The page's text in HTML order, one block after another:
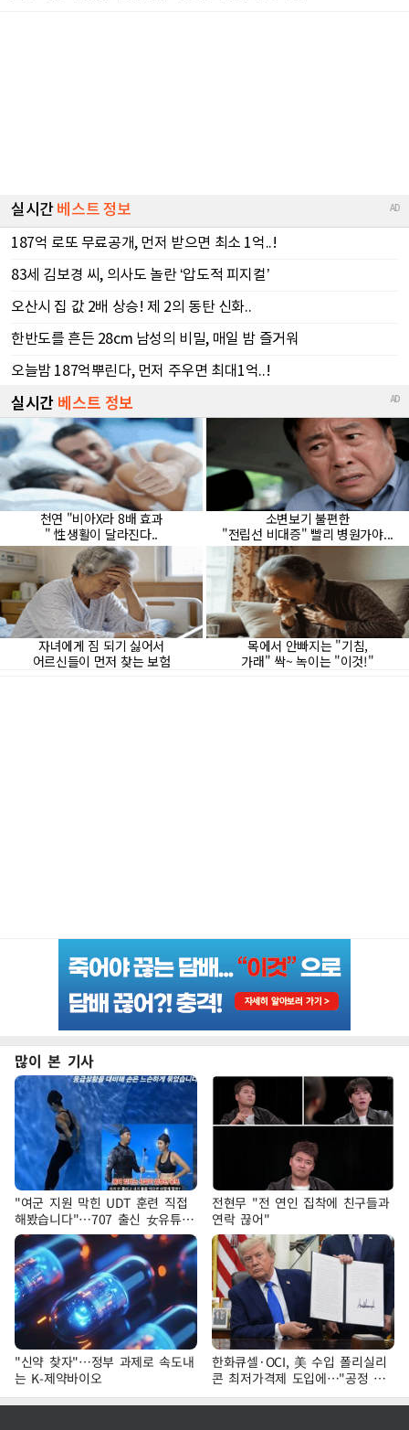
많이 본 기사
"여군 지원 막힌 UDT 훈련 직접
해봤습니다"…707 출신 女유튜버
'완벽 소화'
전현무 "전 연인 집착에 친구들과
연락 끊어"
"신약 찾자"…정부 과제로 속도내
는 K-제약바이오
한화큐셀·OCI, 美 수입 폴리실리
콘 최저가격제 도입에…"공정 경
쟁·수익성 개선 환영"